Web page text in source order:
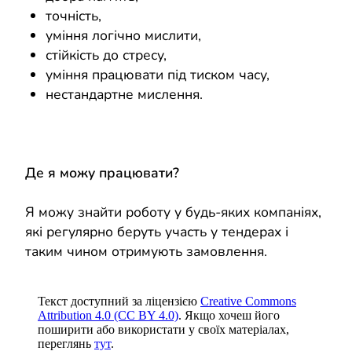
точність,
уміння логічно мислити,
стійкість до стресу,
уміння працювати під тиском часу,
нестандартне мислення.
Де я можу працювати?
Я можу знайти роботу у будь-яких компаніях,
які регулярно беруть участь у тендерах і
таким чином отримують замовлення.
Текст доступний за ліцензією Creative Commons
Attribution 4.0 (CC BY 4.0). Якщо хочеш його
поширити або використати у своїх матеріалах,
переглянь тут.